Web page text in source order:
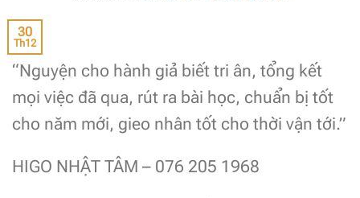
30
Th12
“Nguyện cho hành giả biết tri ân, tổng kết
mọi việc đã qua, rút ra bài học, chuẩn bị tốt
cho năm mới, gieo nhân tốt cho thời vận tới.”
HIGO NHẬT TÂM – 076 205 1968